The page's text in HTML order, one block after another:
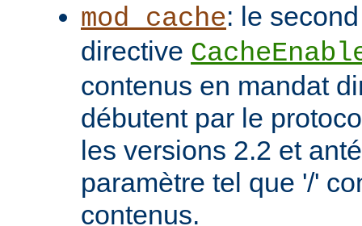
mod_cache: le
directive
contenus en mandat
débutent par le
les versions 2.2 et
paramètre tel que '/'
contenus.